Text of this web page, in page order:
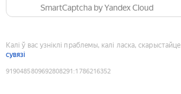
SmartCaptcha by Yandex Cloud
Калі ў вас узніклі праблемы, калі ласка, скарыстайце
сувязі
9190485809692808291 :1786216352